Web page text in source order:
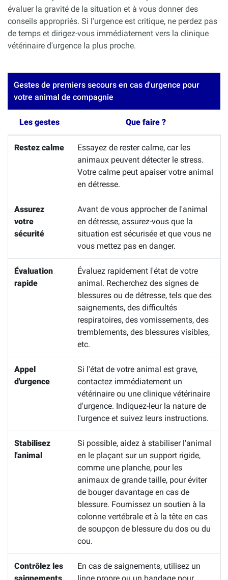
évaluer la gravité de la situation et à vous donner des
conseils appropriés. Si l'urgence est critique, ne perdez pas
de temps et dirigez-vous immédiatement vers la clinique
vétérinaire d'urgence la plus proche.
Gestes de premiers secours en cas d'urgence pour
votre animal de compagnie
Les gestes Que faire ?
Restez calme
Essayez de rester calme, car les
animaux peuvent détecter le stress.
Votre calme peut apaiser votre animal
en détresse.
Assurez
votre
sécurité
Avant de vous approcher de l'animal
en détresse, assurez-vous que la
situation est sécurisée et que vous ne
vous mettez pas en danger.
Évaluation
rapide
Évaluez rapidement l'état de votre
animal. Recherchez des signes de
blessures ou de détresse, tels que des
saignements, des difficultés
respiratoires, des vomissements, des
tremblements, des blessures visibles,
etc.
Appel
d'urgence
Si l'état de votre animal est grave,
contactez immédiatement un
vétérinaire ou une clinique vétérinaire
d'urgence. Indiquez-leur la nature de
l'urgence et suivez leurs instructions.
Stabilisez
l'animal
Si possible, aidez à stabiliser l'animal
en le plaçant sur un support rigide,
comme une planche, pour les
animaux de grande taille, pour éviter
de bouger davantage en cas de
blessure. Fournissez un soutien à la
colonne vertébrale et à la tête en cas
de soupçon de blessure du dos ou du
cou.
Contrôlez les
En cas de saignements, utilisez un